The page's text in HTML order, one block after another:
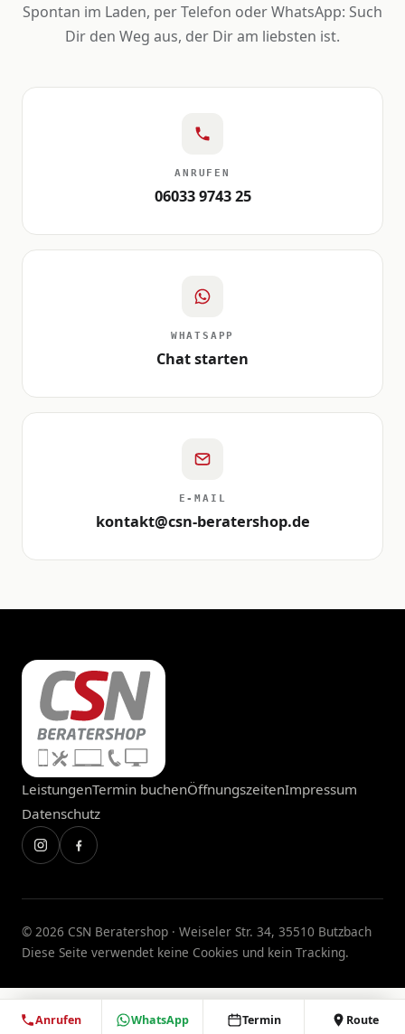
Spontan im Laden, per Telefon oder WhatsApp: Such
Dir den Weg aus, der Dir am liebsten ist.
ANRUFEN
06033 9743 25
WHATSAPP
Chat starten
E-MAIL
kontakt@csn-beratershop.de
Anrufen WhatsApp Termin Route
LeistungenTermin buchenÖffnungszeitenImpressum
Datenschutz
© 2026 CSN Beratershop · Weiseler Str. 34, 35510 Butzbach
Diese Seite verwendet keine Cookies und kein Tracking.